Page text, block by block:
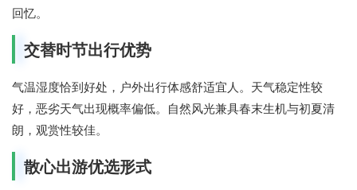
回忆。
交替时节出行优势
气温湿度恰到好处，户外出行体感舒适宜人。天气稳定性较
好，恶劣天气出现概率偏低。自然风光兼具春末生机与初夏清
朗，观赏性较佳。
散心出游优选形式